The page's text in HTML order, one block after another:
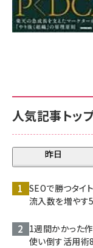
人気記事トッ
昨日
SEOで勝つタイ
流入数を増やす
1週間かかった
使い倒す活用術